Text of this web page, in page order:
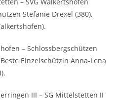
Stefanie Drexel (380),
– Schlossbergschützen
Einzelschützin Anna-Lena
III – SG Mittelstetten II